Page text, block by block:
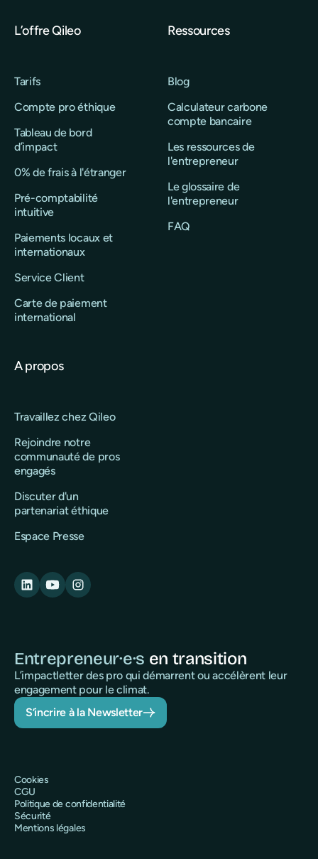
L’offre Qileo
Tarifs
Compte pro éthique
Tableau de bord
d’impact
0% de frais à l'étranger
Pré-comptabilité
intuitive
Paiements locaux et
internationaux
Service Client
Carte de paiement
international
Ressources
Blog
Calculateur carbone
compte bancaire
Les ressources de
l'entrepreneur
Le glossaire de
l'entrepreneur
FAQ
A propos
Travaillez chez Qileo
Rejoindre notre
communauté de pros
engagés
Discuter d'un
partenariat éthique
Espace Presse
Entrepreneur·e·s en transition
L’impactletter des pro qui démarrent ou accélèrent leur
engagement pour le climat.
S’incrire à la Newsletter
Cookies
CGU
Politique de confidentialité
Sécurité
Mentions légales